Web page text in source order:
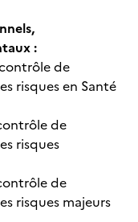
:
de
risques en Santé
de
risques
de
risques majeurs